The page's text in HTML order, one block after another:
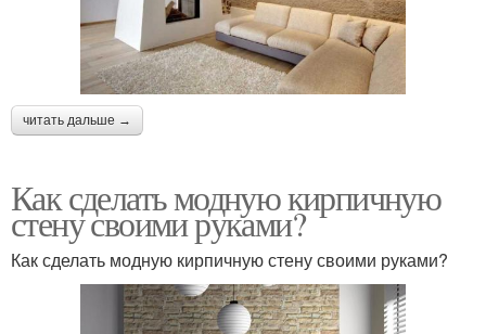
читать дальше →
Как сделать модную кирпичную
стену своими руками?
Как сделать модную кирпичную стену своими руками?